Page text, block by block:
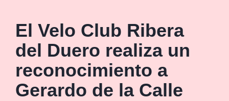
El Velo Club Ribera
del Duero realiza un
reconocimiento a
Gerardo de la Calle